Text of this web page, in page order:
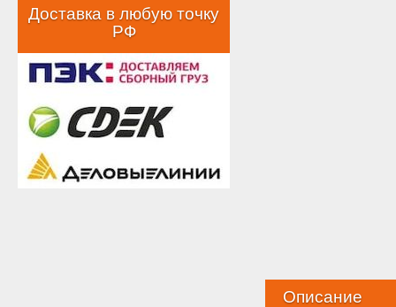
Доставка в любую точку
РФ
Описание